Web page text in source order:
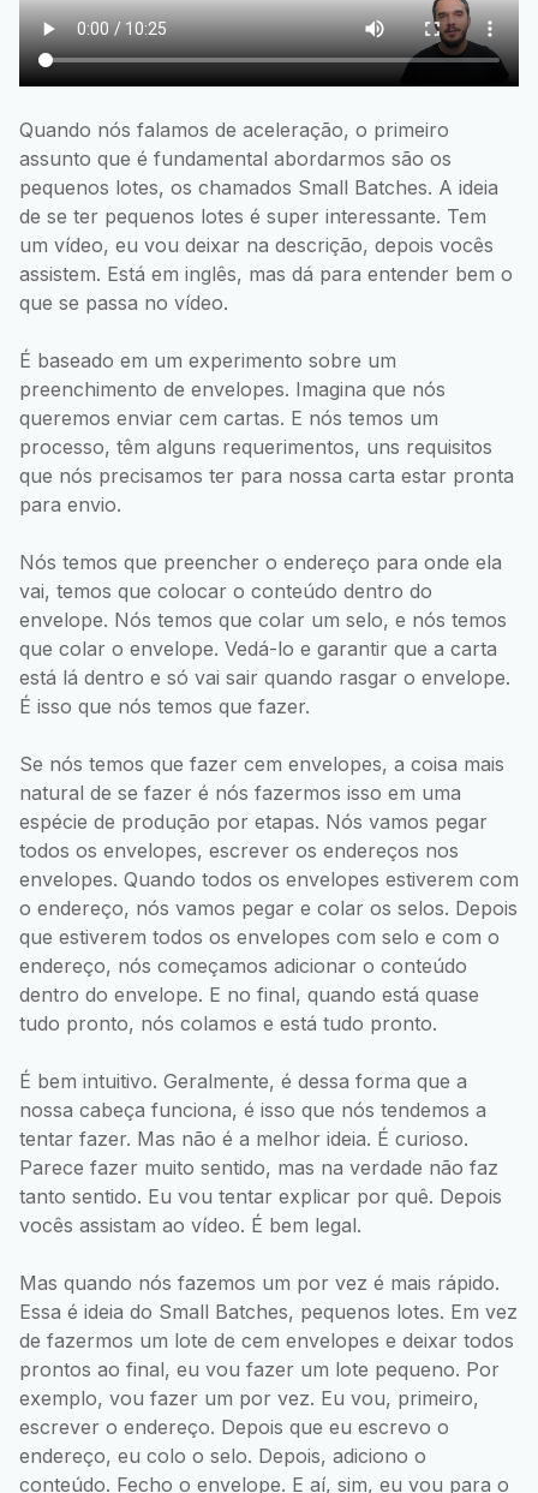
Quando nós falamos de aceleração, o primeiro
assunto que é fundamental abordarmos são os
pequenos lotes, os chamados Small Batches. A ideia
de se ter pequenos lotes é super interessante. Tem
um vídeo, eu vou deixar na descrição, depois vocês
assistem. Está em inglês, mas dá para entender bem o
que se passa no vídeo.
É baseado em um experimento sobre um
preenchimento de envelopes. Imagina que nós
queremos enviar cem cartas. E nós temos um
processo, têm alguns requerimentos, uns requisitos
que nós precisamos ter para nossa carta estar pronta
para envio.
Nós temos que preencher o endereço para onde ela
vai, temos que colocar o conteúdo dentro do
envelope. Nós temos que colar um selo, e nós temos
que colar o envelope. Vedá-lo e garantir que a carta
está lá dentro e só vai sair quando rasgar o envelope.
É isso que nós temos que fazer.
Se nós temos que fazer cem envelopes, a coisa mais
natural de se fazer é nós fazermos isso em uma
espécie de produção por etapas. Nós vamos pegar
todos os envelopes, escrever os endereços nos
envelopes. Quando todos os envelopes estiverem com
o endereço, nós vamos pegar e colar os selos. Depois
que estiverem todos os envelopes com selo e com o
endereço, nós começamos adicionar o conteúdo
dentro do envelope. E no final, quando está quase
tudo pronto, nós colamos e está tudo pronto.
É bem intuitivo. Geralmente, é dessa forma que a
nossa cabeça funciona, é isso que nós tendemos a
tentar fazer. Mas não é a melhor ideia. É curioso.
Parece fazer muito sentido, mas na verdade não faz
tanto sentido. Eu vou tentar explicar por quê. Depois
vocês assistam ao vídeo. É bem legal.
Mas quando nós fazemos um por vez é mais rápido.
Essa é ideia do Small Batches, pequenos lotes. Em vez
de fazermos um lote de cem envelopes e deixar todos
prontos ao final, eu vou fazer um lote pequeno. Por
exemplo, vou fazer um por vez. Eu vou, primeiro,
escrever o endereço. Depois que eu escrevo o
endereço, eu colo o selo. Depois, adiciono o
conteúdo. Fecho o envelope. E aí, sim, eu vou para o